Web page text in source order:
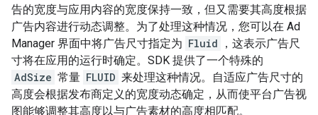
告的宽度与应用内容的宽度保持一致，但又需要其高度根据
广告内容进行动态调整。为了处理这种情况，您可以在 Ad
Manager 界面中将广告尺寸指定为 Fluid
，这表示广告尺
寸将在应用的运行时确定。SDK 提供了一个特殊的
AdSize 常量 FLUID 来处理这种情况。自适应广告尺寸的
高度会根据发布商定义的宽度动态确定，从而使平台广告视
图能够调整其高度以与广告素材的高度相匹配。